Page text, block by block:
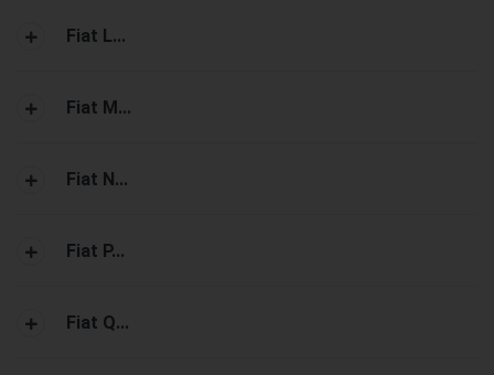
Fiat L...
Fiat M...
Fiat N...
Fiat P...
Fiat Q...